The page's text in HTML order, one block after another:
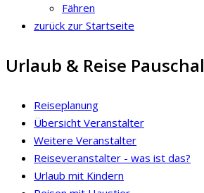
Fähren
zurück zur Startseite
Urlaub & Reise Pauschal
Reiseplanung
Übersicht Veranstalter
Weitere Veranstalter
Reiseveranstalter - was ist das?
Urlaub mit Kindern